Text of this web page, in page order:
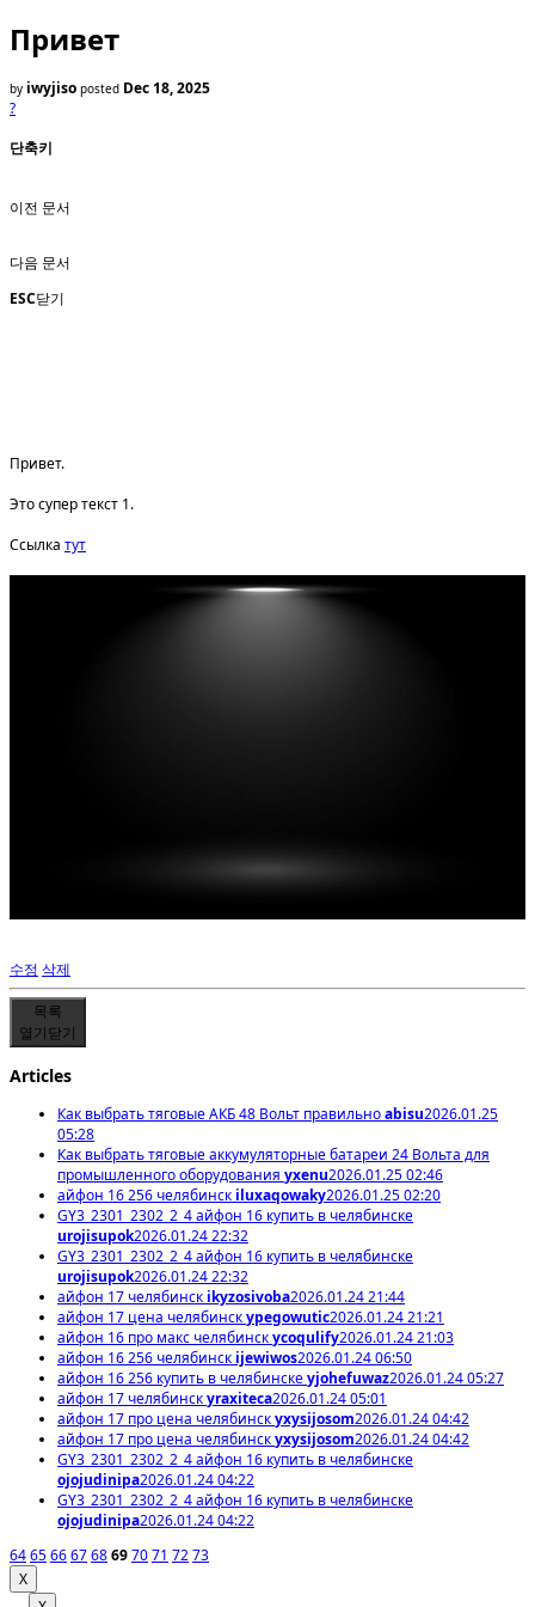
Привет
by iwyjiso posted Dec 18, 2025
?
단축키
이전 문서
다음 문서
ESC닫기
Привет.
Это супер текст 1.
Ссылка тут
수정 삭제
목록
열기닫기
Articles
Как выбрать тяговые АКБ 48 Вольт правильноabisu2026.01.25
05:28
Как выбрать тяговые аккумуляторные батареи 24 Вольта для
промышленного оборудования yxenu2026.01.25 02:46
айфон 16 256 челябинск iluxaqowaky2026.01.25 02:20
GY3_2301_2302_2_4 айфон 16 купить в челябинске
urojisupok2026.01.24 22:32
GY3_2301_2302_2_4 айфон 16 купить в челябинске
urojisupok2026.01.24 22:32
айфон 17 челябинск ikyzosivoba2026.01.24 21:44
айфон 17 цена челябинскypegowutic2026.01.24 21:21
айфон 16 про макс челябинскycoqulify2026.01.24 21:03
айфон 16 256 челябинск ijewiwos2026.01.24 06:50
айфон 16 256 купить в челябинскеyjohefuwaz2026.01.24 05:27
айфон 17 челябинскyraxiteca2026.01.24 05:01
айфон 17 про цена челябинскyxysijosom2026.01.24 04:42
айфон 17 про цена челябинскyxysijosom2026.01.24 04:42
GY3_2301_2302_2_4 айфон 16 купить в челябинске
ojojudinipa2026.01.24 04:22
GY3_2301_2302_2_4 айфон 16 купить в челябинске
ojojudinipa2026.01.24 04:22
6465666768697071 7273
X